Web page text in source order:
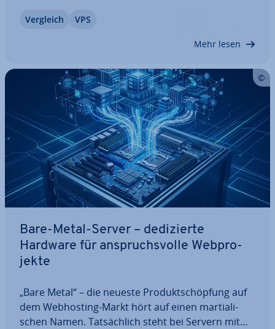
Server zur Wahl. Beide bieten hin­sicht­lich de­di­zier­
Vergleich VPS
Mehr lesen
Bare-Metal-Server – de­di­zier­te
Hardware für an­spruchs­vol­le Web­pro­
jek­te
„Bare Metal“ – die neueste Pro­dukt­schöp­fung auf
dem Web­hos­ting-Markt hört auf einen mar­tia­li­
schen Namen. Tat­säch­lich steht bei Servern mit